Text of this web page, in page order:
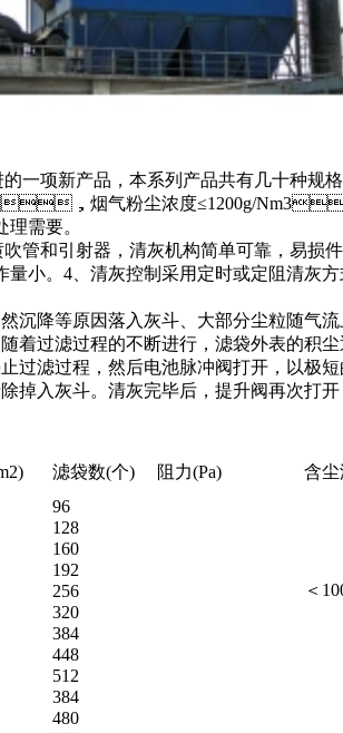
项新产品，本系列产品共有几十种规格
h，烟气粉尘浓度≤1200g/
要。
吹管和引射器，清灰机构简单可靠，易损
量小。4、清灰控制采用定时或定阻清灰
降等原因落入灰斗、大部分尘粒随气流
随着过滤过程的不断进行，滤袋外表的积
过滤过程，然后电池脉冲阀打开，
除掉入灰斗。清灰完毕后，提升阀
滤袋数(个) 阻力(Pa) 含尘
96
＜
128
160
192
256
320
384
448
512
384
480